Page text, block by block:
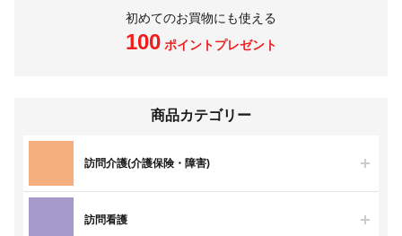
初めてのお買物にも使える
100ポイントプレゼント
商品カテゴリー
訪問介護(介護保険・障害)
訪問看護